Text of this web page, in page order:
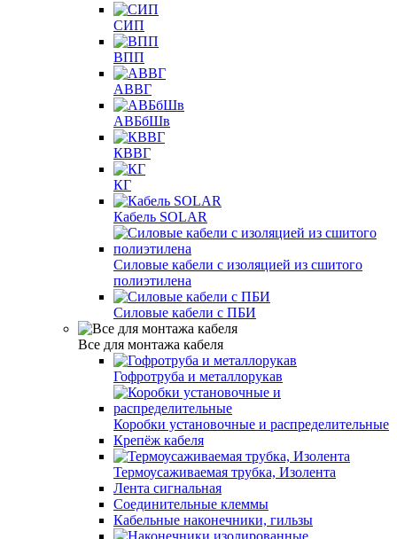
СИП
ВПП
АВВГ
АВБбШв
КВВГ
КГ
Кабель SOLAR
Силовые кабели с изоляцией из сшитого
полиэтилена
Силовые кабели с ПБИ
Все для монтажа кабеля
Гофротруба и металлорукав
Коробки установочные и распределительные
Крепёж кабеля
Термоусаживаемая трубка, Изолента
Лента сигнальная
Соединительные клеммы
Кабельные наконечники, гильзы